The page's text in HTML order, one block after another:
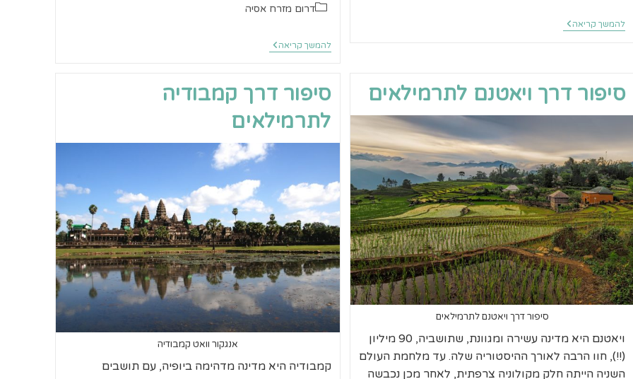
להמשך קריאהטרק
הטריונד
קטגוריה:
דרום מזרח אסיה
להמשך קריאה סיפור
דרך
סיפור דרך ויאטנם לתרמילאים
סיפור דרך ויאטנם לתרמילאים
ויאטנם היא מדינה עשירה ומגוונת, שתושביה, 90 מיליון
(!!), חוו הרבה לאורך ההיסטוריה שלה. עד מלחמת העולם
השניה הייתה חלק מקולוניה צרפתית, לאחר מכן נכבשה
סיפור דרך קמבודיה
לתרמילאים
אנגקור וואט קמבודיה
קמבודיה היא מדינה מדהימה ביופיה, עם תושבים